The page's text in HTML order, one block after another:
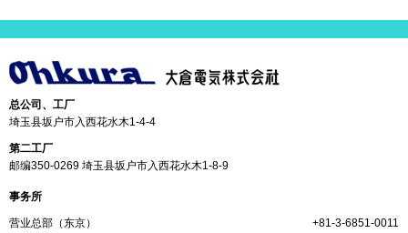
总公司、工厂
埼玉县坂户市入西花水木1-4-4
第二工厂
邮编350-0269 埼玉县坂户市入西花水木1-8-9
事务所
营业总部（东京）
+81-3-6851-0011